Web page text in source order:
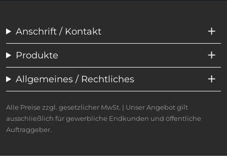
Anschrift / Kontakt
Produkte
Allgemeines / Rechtliches
Alle Preise zzgl. gesetzlicher MwSt. | Unser Angebot gilt
ausschließlich für gewerbliche Endkunden und öffentliche
Auftraggeber.